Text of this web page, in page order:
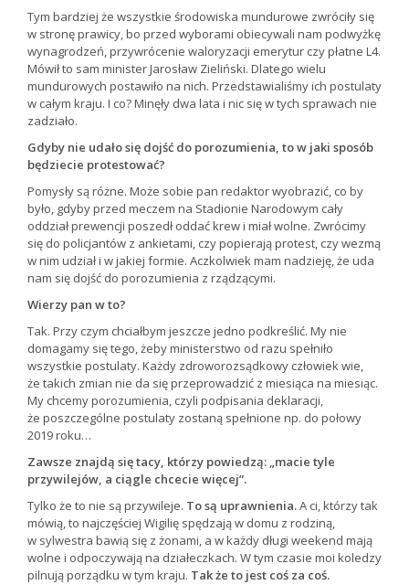
Tym bardziej że wszystkie środowiska mundurowe zwróciły się
w stronę prawicy, bo przed wyborami obiecywali nam podwyżkę
wynagrodzeń, przywrócenie waloryzacji emerytur czy płatne L4.
Mówił to sam minister Jarosław Zieliński. Dlatego wielu
mundurowych postawiło na nich. Przedstawialiśmy ich postulaty
w całym kraju. I co? Minęły dwa lata i nic się w tych sprawach nie
zadziało.
Gdyby nie udało się dojść do porozumienia, to w jaki sposób
będziecie protestować?
Pomysły są różne. Może sobie pan redaktor wyobrazić, co by
było, gdyby przed meczem na Stadionie Narodowym cały
oddział prewencji poszedł oddać krew i miał wolne. Zwrócimy
się do policjantów z ankietami, czy popierają protest, czy wezmą
w nim udział i w jakiej formie. Aczkolwiek mam nadzieję, że uda
nam się dojść do porozumienia z rządzącymi.
Wierzy pan w to?
Tak. Przy czym chciałbym jeszcze jedno podkreślić. My nie
domagamy się tego, żeby ministerstwo od razu spełniło
wszystkie postulaty. Każdy zdroworozsądkowy człowiek wie,
że takich zmian nie da się przeprowadzić z miesiąca na miesiąc.
My chcemy porozumienia, czyli podpisania deklaracji,
że poszczególne postulaty zostaną spełnione np. do połowy
2019 roku…
Zawsze znajdą się tacy, którzy powiedzą: „macie tyle
przywilejów, a ciągle chcecie więcej”.
Tylko że to nie są przywileje. To są uprawnienia.A ci, którzy tak
mówią, to najczęściej Wigilię spędzają w domu z rodziną,
w sylwestra bawią się z żonami, a w każdy długi weekend mają
wolne i odpoczywają na działeczkach. W tym czasie moi koledzy
pilnują porządku w tym kraju. Tak że to jest coś za coś.